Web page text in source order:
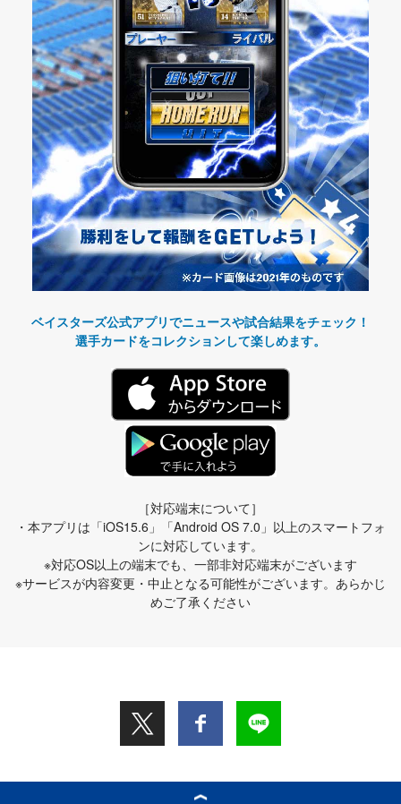
ベイスターズ公式アプリでニュースや試合結果をチェック！
選手カードをコレクションして楽しめます。
［対応端末について］
・本アプリは「iOS15.6」「Android OS 7.0」以上のスマートフォ
ンに対応しています。
※対応OS以上の端末でも、一部非対応端末がございます
※サービスが内容変更・中止となる可能性がございます。あらかじ
めご了承ください